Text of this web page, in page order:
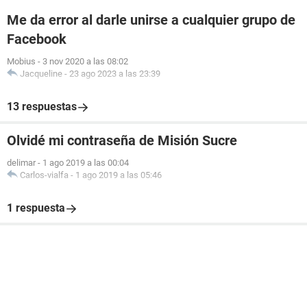
Me da error al darle unirse a cualquier grupo de
Facebook
Mobius - 3 nov 2020 a las 08:02
Jacqueline - 23 ago 2023 a las 23:39
13 respuestas
Olvidé mi contraseña de Misión Sucre
delimar - 1 ago 2019 a las 00:04
Carlos-vialfa - 1 ago 2019 a las 05:46
1 respuesta